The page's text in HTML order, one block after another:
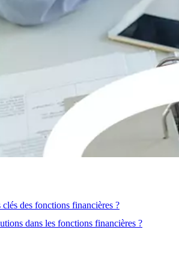
des fonctions financières ?
dans les fonctions financières ?